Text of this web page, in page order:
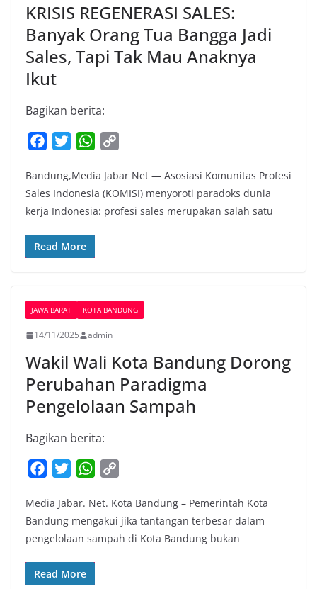
KRISIS REGENERASI SALES:
Banyak Orang Tua Bangga Jadi
Sales, Tapi Tak Mau Anaknya
Ikut
Bagikan berita:
c
e
b
o
o
i
t
t
e
r
W
a
t
s
p
y
L
Bandung,Media Jabar Net — Asosiasi Komunitas Profesi
Sales Indonesia (KOMISI) menyoroti paradoks dunia
kerja Indonesia: profesi sales merupakan salah satu
Read More
JAWA BARAT KOTA BANDUNG
14/11/2025 admin
Wakil Wali Kota Bandung Dorong
Perubahan Paradigma
Pengelolaan Sampah
Bagikan berita:
c
e
b
o
o
i
t
t
e
r
W
a
t
s
p
y
L
Media Jabar. Net. Kota Bandung – Pemerintah Kota
Bandung mengakui jika tantangan terbesar dalam
pengelolaan sampah di Kota Bandung bukan
Read More